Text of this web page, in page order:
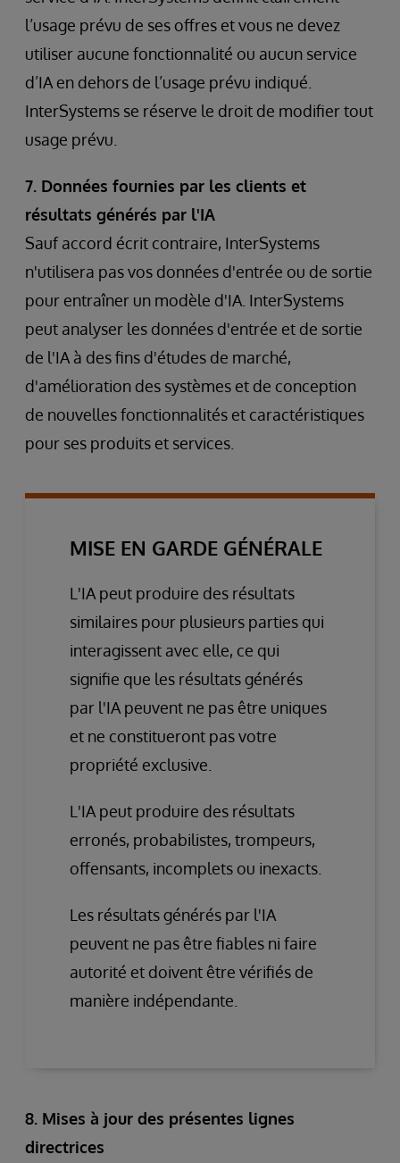
l’usage prévu de ses offres et vous ne devez
utiliser aucune fonctionnalité ou aucun service
d’IA en dehors de l’usage prévu indiqué.
InterSystems se réserve le droit de modifier tout
usage prévu.
7. Données fournies par les clients et
résultats générés par l'IA
Sauf accord écrit contraire, InterSystems
n'utilisera pas vos données d'entrée ou de sortie
pour entraîner un modèle d'IA. InterSystems
peut analyser les données d'entrée et de sortie
de l'IA à des fins d'études de marché,
d'amélioration des systèmes et de conception
de nouvelles fonctionnalités et caractéristiques
pour ses produits et services.
MISE EN GARDE GÉNÉRALE
L'IA peut produire des résultats
similaires pour plusieurs parties qui
interagissent avec elle, ce qui
signifie que les résultats générés
par l'IA peuvent ne pas être uniques
et ne constitueront pas votre
propriété exclusive.
L'IA peut produire des résultats
erronés, probabilistes, trompeurs,
offensants, incomplets ou inexacts.
Les résultats générés par l'IA
peuvent ne pas être fiables ni faire
autorité et doivent être vérifiés de
manière indépendante.
8. Mises à jour des présentes lignes
directrices